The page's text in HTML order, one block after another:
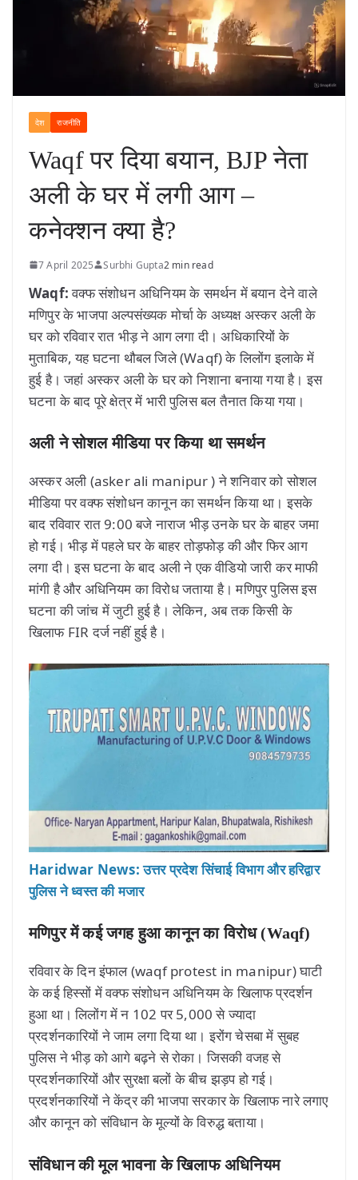
देश राजनीति
Waqf पर दिया बयान, BJP नेता
अली के घर में लगी आग –
कनेक्शन क्या है?
7 April 2025 Surbhi Gupta2 min read
Waqf:वक्फ संशोधन अधिनियम के समर्थन में बयान देने वाले
मणिपुर के भाजपा अल्पसंख्यक मोर्चा के अध्यक्ष अस्कर अली के
घर को रविवार रात भीड़ ने आग लगा दी। अधिकारियों के
मुताबिक, यह घटना थौबल जिले (Waqf) के लिलोंग इलाके में
हुई है। जहां अस्कर अली के घर को निशाना बनाया गया है। इस
घटना के बाद पूरे क्षेत्र में भारी पुलिस बल तैनात किया गया।
अली ने सोशल मीडिया पर किया था समर्थन
अस्कर अली (asker ali manipur ) ने शनिवार को सोशल
मीडिया पर वक्फ संशोधन कानून का समर्थन किया था। इसके
बाद रविवार रात 9:00 बजे नाराज भीड़ उनके घर के बाहर जमा
हो गई। भीड़ में पहले घर के बाहर तोड़फोड़ की और फिर आग
लगा दी। इस घटना के बाद अली ने एक वीडियो जारी कर माफी
मांगी है और अधिनियम का विरोध जताया है। मणिपुर पुलिस इस
घटना की जांच में जुटी हुई है। लेकिन, अब तक किसी के
खिलाफ FIR दर्ज नहीं हुई है।
Haridwar News: उत्तर प्रदेश सिंचाई विभाग और हरिद्वार
पुलिस ने ध्वस्त की मजार
मणिपुर में कई जगह हुआ कानून का विरोध (Waqf)
रविवार के दिन इंफाल (waqf protest in manipur) घाटी
के कई हिस्सों में वक्फ संशोधन अधिनियम के खिलाफ प्रदर्शन
हुआ था। लिलोंग में न 102 पर 5,000 से ज्यादा
प्रदर्शनकारियों ने जाम लगा दिया था। इरोंग चेसबा में सुबह
पुलिस ने भीड़ को आगे बढ़ने से रोका। जिसकी वजह से
प्रदर्शनकारियों और सुरक्षा बलों के बीच झड़प हो गई।
प्रदर्शनकारियों ने केंद्र की भाजपा सरकार के खिलाफ नारे लगाए
और कानून को संविधान के मूल्यों के विरुद्ध बताया।
संविधान की मूल भावना के खिलाफ अधिनियम